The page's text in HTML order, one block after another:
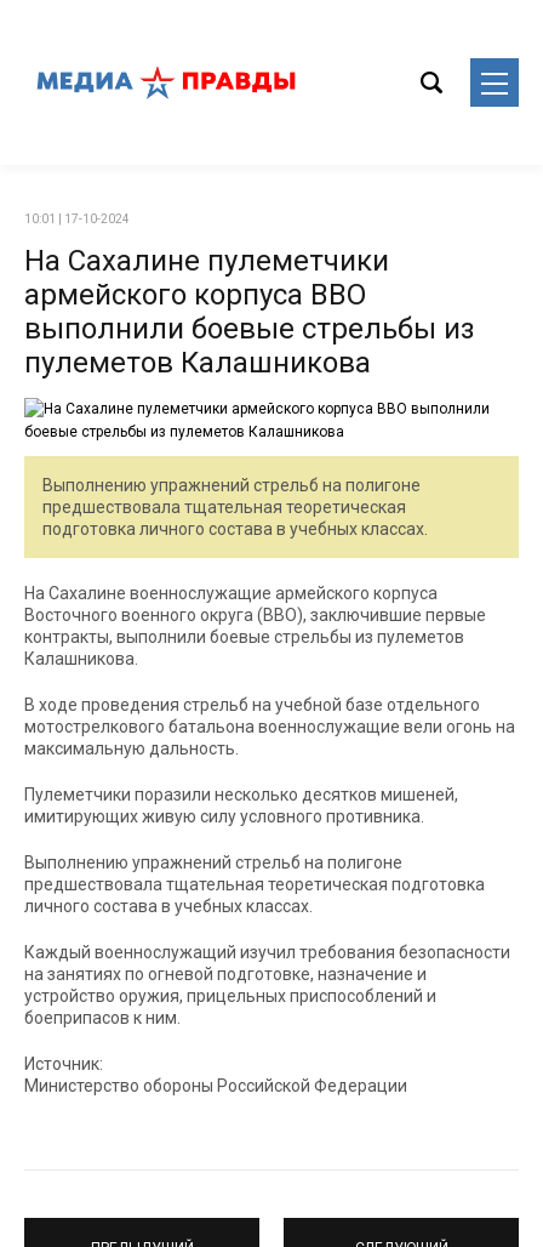
10:01 | 17-10-2024
На Сахалине пулеметчики
армейского корпуса ВВО
выполнили боевые стрельбы из
пулеметов Калашникова
Выполнению упражнений стрельб на полигоне
предшествовала тщательная теоретическая
подготовка личного состава в учебных классах.
На Сахалине военнослужащие армейского корпуса
Восточного военного округа (ВВО), заключившие первые
контракты, выполнили боевые стрельбы из пулеметов
Калашникова.
В ходе проведения стрельб на учебной базе отдельного
мотострелкового батальона военнослужащие вели огонь на
максимальную дальность.
Пулеметчики поразили несколько десятков мишеней,
имитирующих живую силу условного противника.
Выполнению упражнений стрельб на полигоне
предшествовала тщательная теоретическая подготовка
личного состава в учебных классах.
Каждый военнослужащий изучил требования безопасности
на занятиях по огневой подготовке, назначение и
устройство оружия, прицельных приспособлений и
боеприпасов к ним.
Источник:
Министерство обороны Российской Федерации